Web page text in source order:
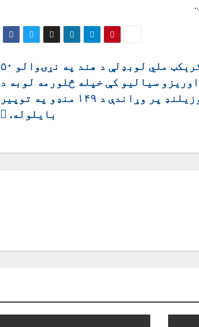
د هېواد کرېکټ ملي لوبډلې د هند په نړۍوالو ۵۰
اوریزو سیالیو کې خپله څلورمه لوبه د
نیوزیلنډ پر وړاندې د ۱۴۹ منډو په توپير
بایلوله.